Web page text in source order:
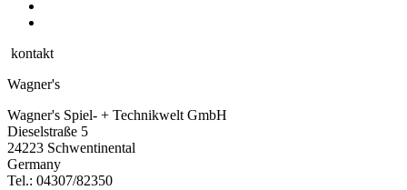
kontakt
Wagner's
Wagner's Spiel- + Technikwelt GmbH
Dieselstraße 5
24223 Schwentinental
Germany
Tel.: 04307/82350